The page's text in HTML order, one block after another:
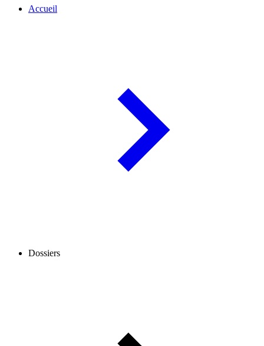
Accueil
Dossiers